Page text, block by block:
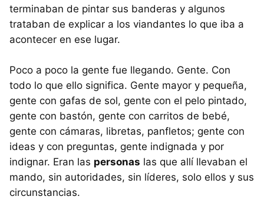
terminaban de pintar sus banderas y algunos
trataban de explicar a los viandantes lo que iba a
acontecer en ese lugar.
Poco a poco la gente fue llegando. Gente. Con
todo lo que ello significa. Gente mayor y pequeña,
gente con gafas de sol, gente con el pelo pintado,
gente con bastón, gente con carritos de bebé,
gente con cámaras, libretas, panfletos; gente con
ideas y con preguntas, gente indignada y por
indignar. Eran las personas las que allí llevaban el
mando, sin autoridades, sin líderes, solo ellos y sus
circunstancias.